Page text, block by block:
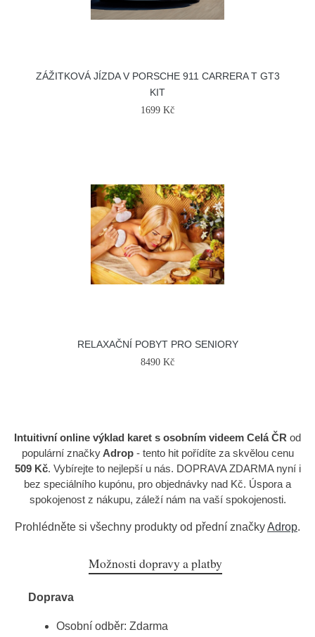
ZÁŽITKOVÁ JÍZDA V PORSCHE 911 CARRERA T GT3
KIT
1699 Kč
RELAXAČNÍ POBYT PRO SENIORY
8490 Kč
Intuitivní online výklad karet s osobním videem Celá ČR od
populární značkyAdrop- tento hit pořídíte za skvělou cenu
509 Kč. Vybírejte to nejlepší u nás. DOPRAVA ZDARMA nyní i
bez speciálního kupónu, pro objednávky nad Kč. Úspora a
spokojenost z nákupu, záleží nám na vaší spokojenosti.
Prohlédněte si všechny produkty od přední značkyAdrop.
Možnosti dopravy a platby
Doprava
Osobní odběr: Zdarma